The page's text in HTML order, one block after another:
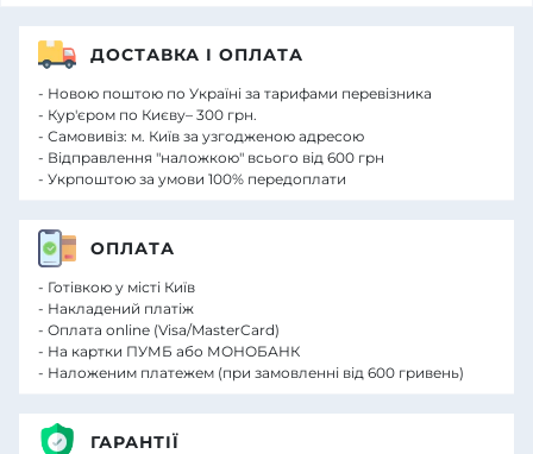
ДОСТАВКА І ОПЛАТА
- Новою поштою по Україні за тарифами перевізника
- Кур'єром по Києву– 300 грн.
- Самовивіз: м. Київ за узгодженою адресою
- Відправлення "наложкою" всього від 600 грн
- Укрпоштою за умови 100% передоплати
ОПЛАТА
- Готівкою у місті Київ
- Накладений платіж
- Оплата online (Visa/MasterCard)
- На картки ПУМБ або МОНОБАНК
- Наложеним платежем (при замовленні від 600 гривень)
ГАРАНТІЇ